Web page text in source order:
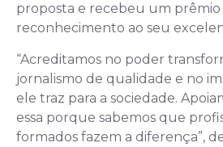
proposta e recebeu um prêmio
reconhecimento ao seu
“Acreditamos no poder
jornalismo de qualidade e no
ele traz para a sociedade.
essa porque sabemos que
formados fazem a diferença”,